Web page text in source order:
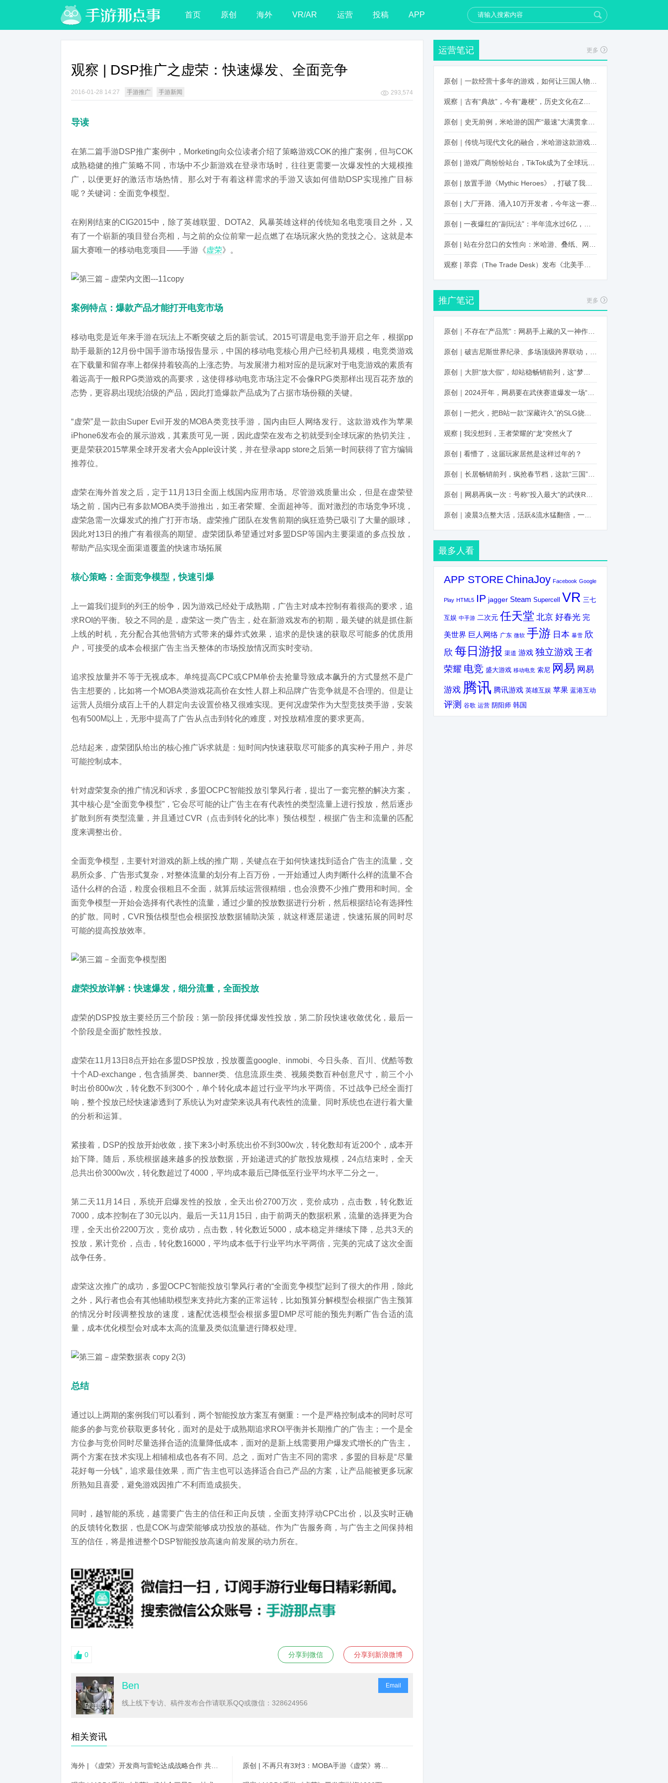
首页 原创 海外 VR/AR 运营 投稿 APP
观察 | DSP推广之虚荣：快速爆发、全面竞争
2016-01-28 14:27 手游推广 手游新闻 293,574
导读
在第二篇手游DSP推广案例中，Morketing向众位读者介绍了策略游戏COK的推广案例，但与COK
成熟稳健的推广策略不同，市场中不少新游戏在登录市场时，往往更需要一次爆发性的大规模推
广，以便更好的激活市场热情。那么对于有着这样需求的手游又该如何借助DSP实现推广目标
呢？关键词：全面竞争模型。
在刚刚结束的CIG2015中，除了英雄联盟、DOTA2、风暴英雄这样的传统知名电竞项目之外，又
有了一个崭新的项目登台亮相，与之前的众位前辈一起点燃了在场玩家火热的竞技之心。这就是本
届大赛唯一的移动电竞项目——手游《虚荣》。
案例特点：爆款产品才能打开电竞市场
移动电竞是近年来手游在玩法上不断突破之后的新尝试。2015可谓是电竞手游开启之年，根据pp
助手最新的12月份中国手游市场报告显示，中国的移动电竞核心用户已经初具规模，电竞类游戏
在下载量和留存率上都保持着较高的上涨态势。与发展潜力相对应的是玩家对于电竞游戏的素质有
着远高于一般RPG类游戏的高要求，这使得移动电竞市场注定不会像RPG类那样出现百花齐放的
态势，更容易出现统治级的产品，因此打造爆款产品成为了占据市场份额的关键。
“虚荣”是一款由Super Evil开发的MOBA类竞技手游，国内由巨人网络发行。这款游戏作为苹果
iPhone6发布会的展示游戏，其素质可见一斑，因此虚荣在发布之初就受到全球玩家的热切关注，
更是荣获2015苹果全球开发者大会Apple设计奖，并在登录app store之后第一时间获得了官方编辑
推荐位。
虚荣在海外首发之后，定于11月13日全面上线国内应用市场。尽管游戏质量出众，但是在虚荣登
场之前，国内已有多款MOBA类手游推出，如王者荣耀、全面超神等。面对激烈的市场竞争环境，
虚荣急需一次爆发式的推广打开市场。虚荣推广团队在发售前期的疯狂造势已吸引了大量的眼球，
因此对13日的推广有着很高的期望。虚荣团队希望通过对多盟DSP等国内主要渠道的多点投放，
帮助产品实现全面渠道覆盖的快速市场拓展
核心策略：全面竞争模型，快速引爆
上一篇我们提到的列王的纷争，因为游戏已经处于成熟期，广告主对成本控制有着很高的要求，追
求ROI的平衡。较之不同的是，虚荣这一类广告主，处在新游戏发布的初期，最关键的就是抓住新
上线的时机，充分配合其他营销方式带来的爆炸式效果，追求的是快速的获取尽可能多的优质用
户，可接受的成本会根据广告主当天整体的市场投放情况而实时变动。
追求投放量并不等于无视成本。单纯提高CPC或CPM单价去抢量导致成本飙升的方式显然不是广
告主想要的，比如将一个MOBA类游戏花高价在女性人群上和品牌广告竞争就是不合理的。但是让
运营人员细分成百上千的人群定向去设置价格又很难实现。更何况虚荣作为大型竞技类手游，安装
包有500M以上，无形中提高了广告从点击到转化的难度，对投放精准度的要求更高。
总结起来，虚荣团队给出的核心推广诉求就是：短时间内快速获取尽可能多的真实种子用户，并尽
可能控制成本。
针对虚荣复杂的推广情况和诉求，多盟OCPC智能投放引擎风行者，提出了一套完整的解决方案，
其中核心是“全面竞争模型”，它会尽可能的让广告主在有代表性的类型流量上进行投放，然后逐步
扩散到所有类型流量，并且通过CVR（点击到转化的比率）预估模型，根据广告主和流量的匹配
度来调整出价。
全面竞争模型，主要针对游戏的新上线的推广期，关键点在于如何快速找到适合广告主的流量，交
易所众多、广告形式复杂，对整体流量的划分有上百万份，一开始通过人肉判断什么样的流量不合
适什么样的合适，粒度会很粗且不全面，就算后续运营很精细，也会浪费不少推广费用和时间。全
面竞争模型一开始会选择有代表性的流量，通过少量的投放数据进行分析，然后根据结论有选择性
的扩散。同时，CVR预估模型也会根据投放数据辅助决策，就这样逐层递进，快速拓展的同时尽
可能的提高投放效率。
虚荣投放详解：快速爆发，细分流量，全面投放
虚荣的DSP投放主要经历三个阶段：第一阶段择优爆发性投放，第二阶段快速收敛优化，最后一
个阶段是全面扩散性投放。
虚荣在11月13日8点开始在多盟DSP投放，投放覆盖google、inmobi、今日头条、百川、优酷等数
十个AD-exchange，包含插屏类、banner类、信息流原生类、视频类数百种创意尺寸，前三个小
时出价800w次，转化数不到300个，单个转化成本超过行业平均水平两倍。不过战争已经全面打
响，整个投放已经快速渗透到了系统认为对虚荣来说具有代表性的流量。同时系统也在进行着大量
的分析和运算。
紧接着，DSP的投放开始收敛，接下来3小时系统出价不到300w次，转化数却有近200个，成本开
始下降。随后，系统根据越来越多的投放数据，开始递进式的扩散投放规模，24点结束时，全天
总共出价3000w次，转化数超过了4000，平均成本最后已降低至行业平均水平二分之一。
第二天11月14日，系统开启爆发性的投放，全天出价2700万次，竞价成功，点击数，转化数近
7000，成本控制在了30元以内。最后一天11月15日，由于前两天的数据积累，流量的选择更为合
理，全天出价2200万次，竞价成功，点击数，转化数近5000，成本稳定并继续下降，总共3天的
投放，累计竞价，点击，转化数16000，平均成本低于行业平均水平两倍，完美的完成了这次全面
战争任务。
虚荣这次推广的成功，多盟OCPC智能投放引擎风行者的“全面竞争模型”起到了很大的作用，除此
之外，风行者也会有其他辅助模型来支持此方案的正常运转，比如预算分解模型会根据广告主预算
的情况分时段调整投放的速度，速配优选模型会根据多盟DMP尽可能的预先判断广告合适的流
量，成本优化模型会对成本太高的流量及类似流量进行降权处理。
总结
通过以上两期的案例我们可以看到，两个智能投放方案互有侧重：一个是严格控制成本的同时尽可
能多的参与竞价获取更多转化，面对的是处于成熟期追求ROI平衡并长期推广的广告主；一个是全
方位参与竞价同时尽量选择合适的流量降低成本，面对的是新上线需要用户爆发式增长的广告主，
两个方案在技术实现上相辅相成也各有不同。总之，面对广告主不同的需求，多盟的目标是“尽量
花好每一分钱”，追求最佳效果，而广告主也可以选择适合自己产品的方案，让产品能被更多玩家
所熟知且喜爱，避免游戏因推广不利而造成损失。
同时，越智能的系统，越需要广告主的信任和正向反馈，全面支持浮动CPC出价，以及实时正确
的反馈转化数据，也是COK与虚荣能够成功投放的基础。作为广告服务商，与广告主之间保持相
互的信任，将是推进整个DSP智能投放高速向前发展的动力所在。
0 分享到新浪微博
分享到微信
Ben
线上线下专访、稿件发布合作请联系QQ或微信：328624956
Email
相关资讯
运营笔记 更多
推广笔记 更多
观察 | 我没想到，王者荣耀的“龙”突然火了
原创 | 看懵了，这届玩家居然是这样过年的？
最多人看
APP STORE ChinaJoy Facebook Google
Play HTML5 IP jagger Steam Supercell VR 三七
互娱 中手游 二次元 任天堂 北京 好春光 完
美世界 巨人网络 广东 微软 手游 日本 暴雪 欣
欣 每日游报 渠道 游戏 独立游戏 王者
荣耀 电竞 盛大游戏 移动电竞 索尼 网易 网易
游戏 腾讯 腾讯游戏 英雄互娱 苹果 蓝港互动
评测 谷歌 运营 阴阳师 韩国